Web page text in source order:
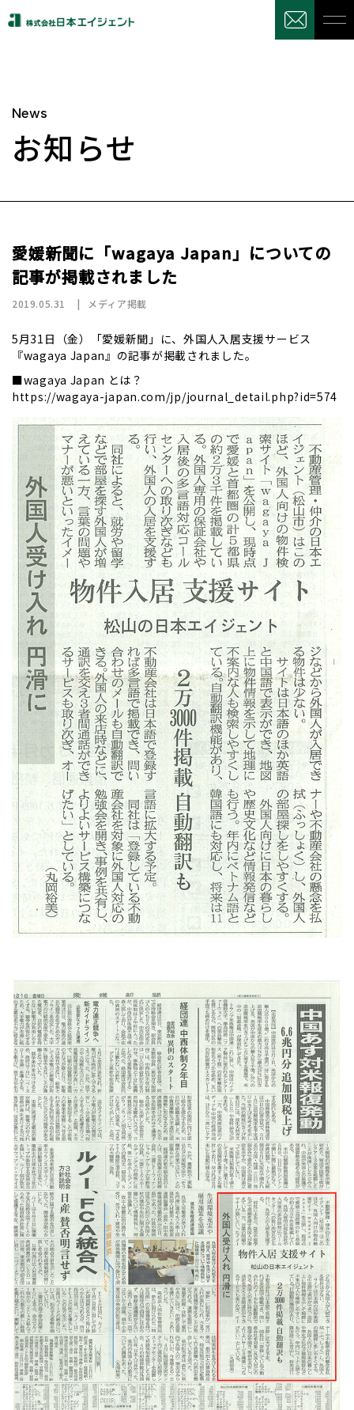
News
お知らせ
愛媛新聞に「wagaya Japan」についての
記事が掲載されました
2019.05.31 メディア掲載
5月31日（金）「愛媛新聞」に、外国人入居支援サービス
『wagaya Japan』の記事が掲載されました。
■wagaya Japan とは？
https://wagaya-japan.com/jp/journal_detail.php?id=574